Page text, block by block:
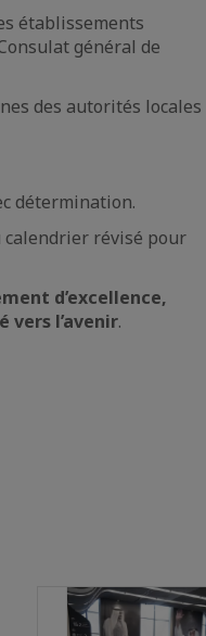
établissements
général de
des autorités locales
détermination.
calendrier révisé pour
d’excellence,
vers l’avenir.